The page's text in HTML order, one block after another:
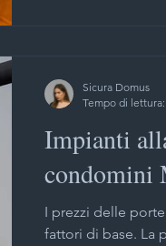
Impianti
condomini
I prezzi delle
fattori di base. La
Sicura Domus
Tempo di